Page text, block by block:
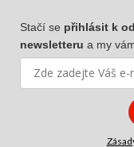
zpracování
Stačí se přihlásit k
newsletteru a my